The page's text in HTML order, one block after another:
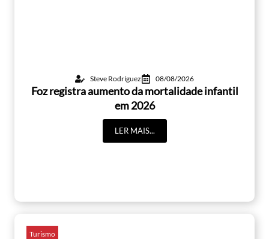
Steve Rodríguez 08/08/2026
Foz registra aumento da mortalidade infantil
em 2026
LER MAIS...
Turismo